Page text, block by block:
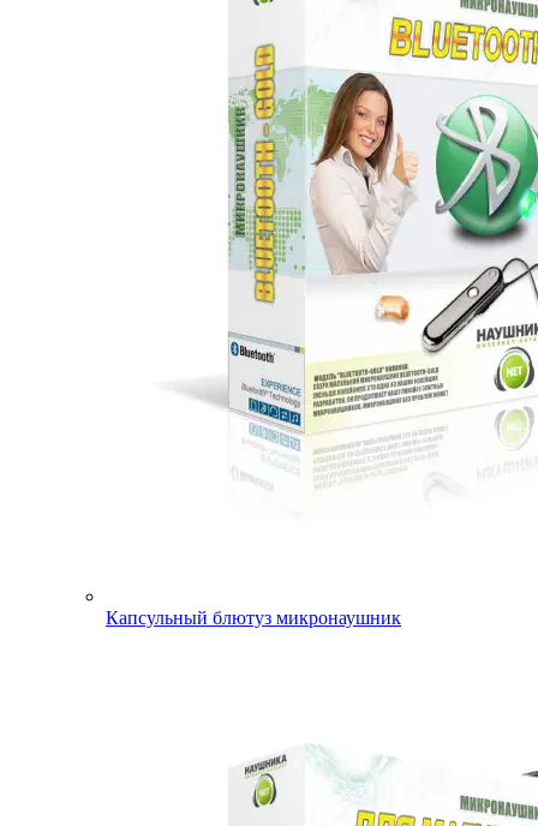
Капсульный блютуз микронаушник